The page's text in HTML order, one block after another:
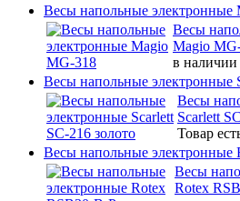
Весы напольные электронные
Весы
Magio
в наличии
Весы напольные электронные
Весы
Scarlett
Товар
Весы напольные электронные
Весы
Rotex